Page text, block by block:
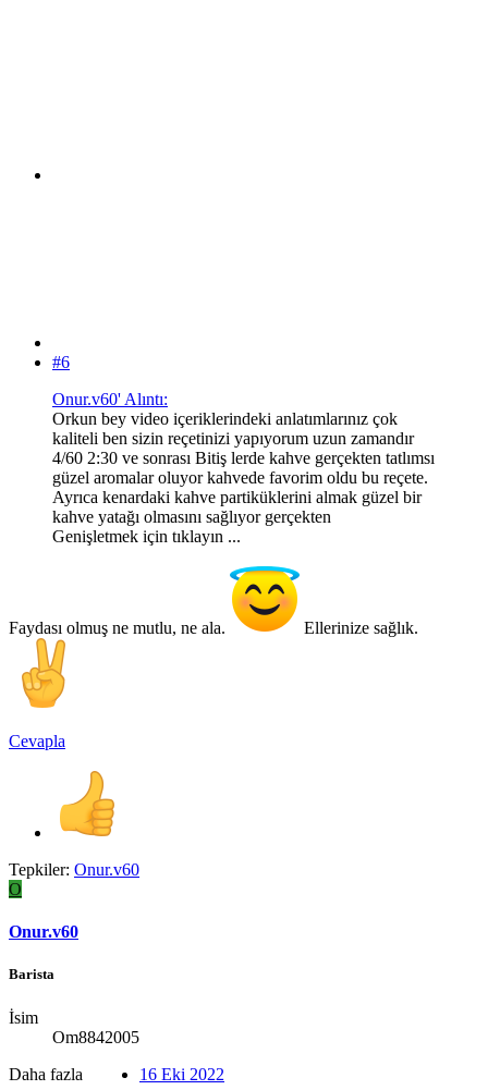
#6
Onur.v60' Alıntı:
Orkun bey video içeriklerindeki anlatımlarınız çok
kaliteli ben sizin reçetinizi yapıyorum uzun zamandır
4/60 2:30 ve sonrası Bitiş lerde kahve gerçekten tatlımsı
güzel aromalar oluyor kahvede favorim oldu bu reçete.
Ayrıca kenardaki kahve partiküklerini almak güzel bir
kahve yatağı olmasını sağlıyor gerçekten
Genişletmek için tıklayın ...
Faydası olmuş ne mutlu, ne ala. Ellerinize sağlık.
Cevapla
Tepkiler: Onur.v60
O
Onur.v60
Barista
İsim
Om8842005
Daha fazla
16 Eki 2022